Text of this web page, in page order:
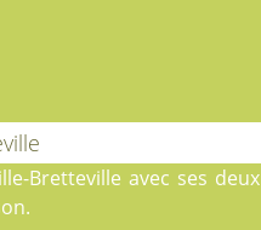
Bretteville avec ses deux